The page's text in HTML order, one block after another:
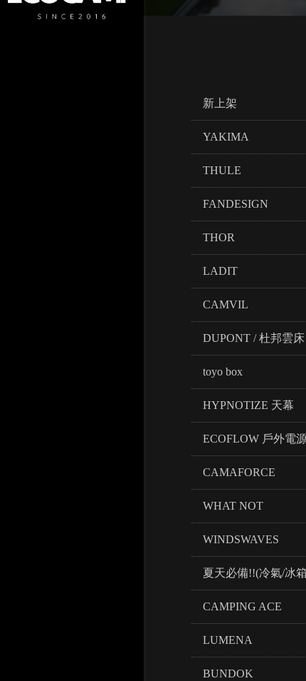
新上架
YAKIMA
THULE
FANDESIGN
THOR
LADIT
CAMVIL
DUPONT / 杜邦雲床
toyo box
HYPNOTIZE 天幕
ECOFLOW 戶外電
CAMAFORCE
WHAT NOT
WINDSWAVES
夏天必備!!(冷氣/冰
CAMPING ACE
LUMENA
BUNDOK